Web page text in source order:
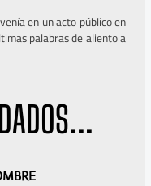
en un acto público en
palabras de aliento a